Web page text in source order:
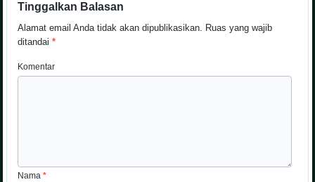
Tinggalkan Balasan
Alamat email Anda tidak akan dipublikasikan. Ruas yang wajib
ditandai*
Komentar
Nama*